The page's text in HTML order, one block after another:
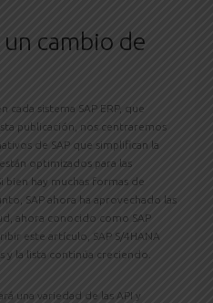
un cambio de
cada sistema SAP ERP, que
publicación, nos centraremos
de SAP que simplifican la
optimizados para las
bien hay muchas formas de
SAP ahora ha aprovechado las
ahora conocido como SAP
este artículo, SAP S/4HANA
y la lista continúa creciendo.
una variedad de las API y